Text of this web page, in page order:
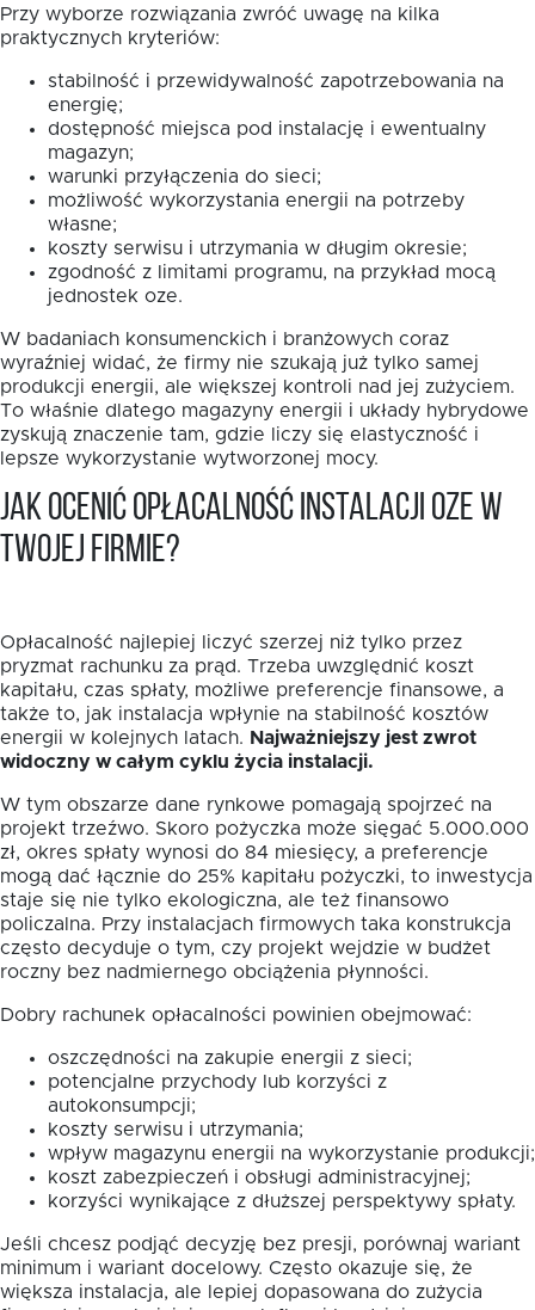
Przy wyborze rozwiązania zwróć uwagę na kilka
praktycznych kryteriów:
stabilność i przewidywalność zapotrzebowania na
energię;
dostępność miejsca pod instalację i ewentualny
magazyn;
warunki przyłączenia do sieci;
możliwość wykorzystania energii na potrzeby
własne;
koszty serwisu i utrzymania w długim okresie;
zgodność z limitami programu, na przykład mocą
jednostek oze.
W badaniach konsumenckich i branżowych coraz
wyraźniej widać, że firmy nie szukają już tylko samej
produkcji energii, ale większej kontroli nad jej zużyciem.
To właśnie dlatego magazyny energii i układy hybrydowe
zyskują znaczenie tam, gdzie liczy się elastyczność i
lepsze wykorzystanie wytworzonej mocy.
Jak ocenić opłacalność instalacji OZE w
Twojej firmie?
Opłacalność najlepiej liczyć szerzej niż tylko przez
pryzmat rachunku za prąd. Trzeba uwzględnić koszt
kapitału, czas spłaty, możliwe preferencje finansowe, a
także to, jak instalacja wpłynie na stabilność kosztów
energii w kolejnych latach. Najważniejszy jest zwrot
widoczny w całym cyklu życia instalacji.
W tym obszarze dane rynkowe pomagają spojrzeć na
projekt trzeźwo. Skoro pożyczka może sięgać 5.000.000
zł, okres spłaty wynosi do 84 miesięcy, a preferencje
mogą dać łącznie do 25% kapitału pożyczki, to inwestycja
staje się nie tylko ekologiczna, ale też finansowo
policzalna. Przy instalacjach firmowych taka konstrukcja
często decyduje o tym, czy projekt wejdzie w budżet
roczny bez nadmiernego obciążenia płynności.
Dobry rachunek opłacalności powinien obejmować:
oszczędności na zakupie energii z sieci;
potencjalne przychody lub korzyści z
autokonsumpcji;
koszty serwisu i utrzymania;
wpływ magazynu energii na wykorzystanie produkcji;
koszt zabezpieczeń i obsługi administracyjnej;
korzyści wynikające z dłuższej perspektywy spłaty.
Jeśli chcesz podjąć decyzję bez presji, porównaj wariant
minimum i wariant docelowy. Często okazuje się, że
większa instalacja, ale lepiej dopasowana do zużycia